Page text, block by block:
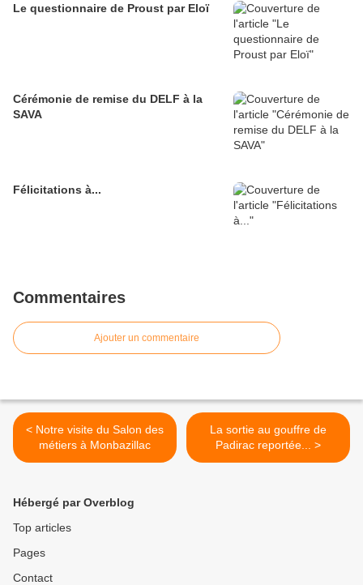
Le questionnaire de Proust par Eloï
Cérémonie de remise du DELF à la
SAVA
Félicitations à...
Commentaires
Ajouter un commentaire
< Notre visite du Salon des
métiers à Monbazillac
La sortie au gouffre de
Padirac reportée... >
Hébergé par Overblog
Top articles
Pages
Contact